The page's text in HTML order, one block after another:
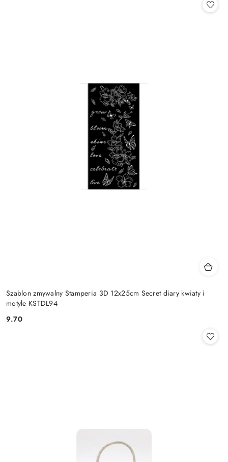
Szablon zmywalny Stamperia 3D 12x25cm Secret diary kwiaty i
motyle KSTDL94
Cena:
9.70